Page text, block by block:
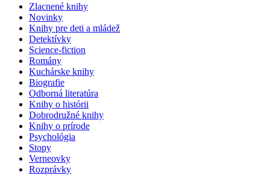
Zlacnené knihy
Novinky
Knihy pre deti a mládež
Detektívky
Science-fiction
Romány
Kuchárske knihy
Biografie
Odborná literatúra
Knihy o histórii
Dobrodružné knihy
Knihy o prírode
Psychológia
Stopy
Verneovky
Rozprávky